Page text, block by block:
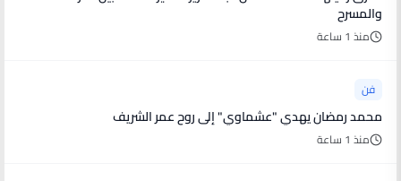
والمسرح
منذ 1 ساعة
فن
محمد رمضان يهدي "عشماوي" إلى روح عمر الشريف
منذ 1 ساعة